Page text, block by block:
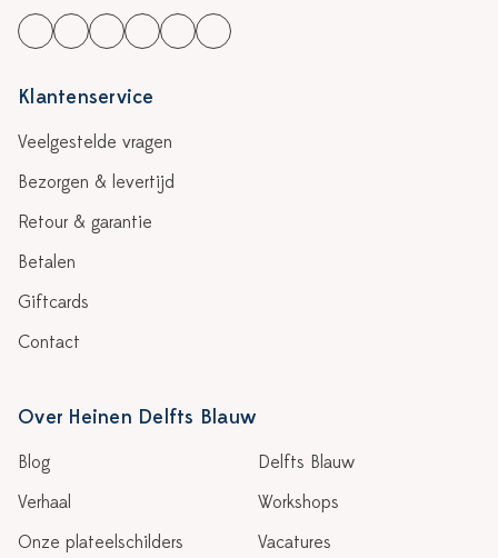
Klantenservice
Veelgestelde vragen
Bezorgen & levertijd
Retour & garantie
Betalen
Giftcards
Contact
Over Heinen Delfts Blauw
Blog
Verhaal
Onze plateelschilders
Delfts Blauw
Workshops
Vacatures